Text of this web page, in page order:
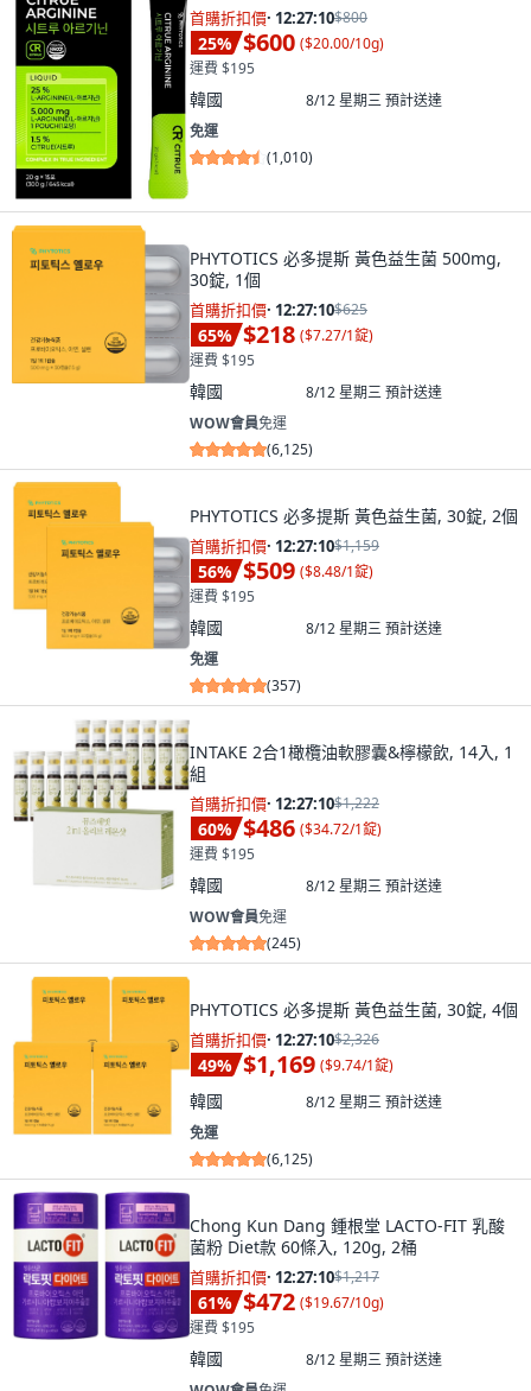
首購折扣價· 12:27:09$800
25% $600 ($20.00/10g)
運費 $195
韓國 8/12 星期三預計送達
免運
(1,010)
PHYTOTICS 必多提斯 黃色益生菌 500mg,
30錠, 1個
首購折扣價· 12:27:09$625
65% $218 ($7.27/1錠)
運費 $195
韓國 8/12 星期三預計送達
WOW會員免運
(6,125)
PHYTOTICS 必多提斯 黃色益生菌, 30錠, 2個
首購折扣價· 12:27:09$1,159
56% $509 ($8.48/1錠)
運費 $195
韓國 8/12 星期三預計送達
免運
(357)
INTAKE 2合1橄欖油軟膠囊&檸檬飲, 14入, 1
組
首購折扣價· 12:27:09$1,222
60% $486 ($34.72/1錠)
運費 $195
韓國 8/12 星期三預計送達
WOW會員免運
(245)
PHYTOTICS 必多提斯 黃色益生菌, 30錠, 4個
首購折扣價· 12:27:09$2,326
49% $1,169 ($9.74/1錠)
韓國 8/12 星期三預計送達
免運
(6,125)
Chong Kun Dang 鍾根堂 LACTO-FIT 乳酸
菌粉 Diet款 60條入, 120g, 2桶
首購折扣價· 12:27:09$1,217
61% $472 ($19.67/10g)
運費 $195
韓國 8/12 星期三預計送達